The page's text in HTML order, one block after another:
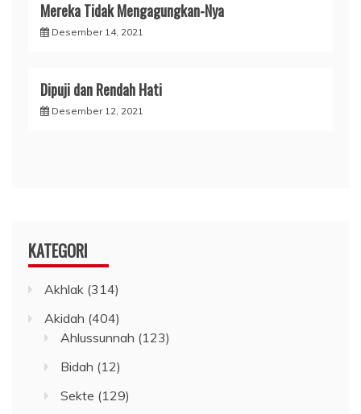
Mereka Tidak Mengagungkan-Nya
Desember 14, 2021
Dipuji dan Rendah Hati
Desember 12, 2021
KATEGORI
Akhlak (314)
Akidah (404)
Ahlussunnah (123)
Bidah (12)
Sekte (129)